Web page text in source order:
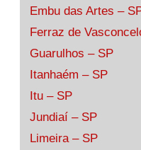
Embu das Artes –
Ferraz de
Guarulhos – SP
Itanhaém – SP
Itu – SP
Jundiaí – SP
Limeira – SP